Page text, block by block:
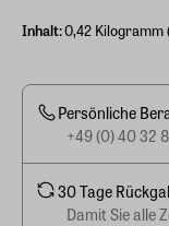
Inhalt:0,42 Kilogramm
Persönliche
+49 (0) 40 32
30 Tage
Damit Sie alle